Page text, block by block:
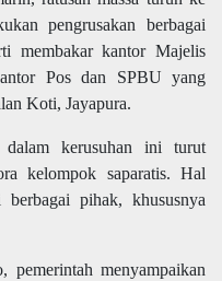
pengrusakan berbagai
membakar kantor Majelis
Pos dan SPBU yang
Koti, Jayapura.
dalam kerusuhan ini turut
kelompok saparatis. Hal
pihak, khususnya
menyampaikan